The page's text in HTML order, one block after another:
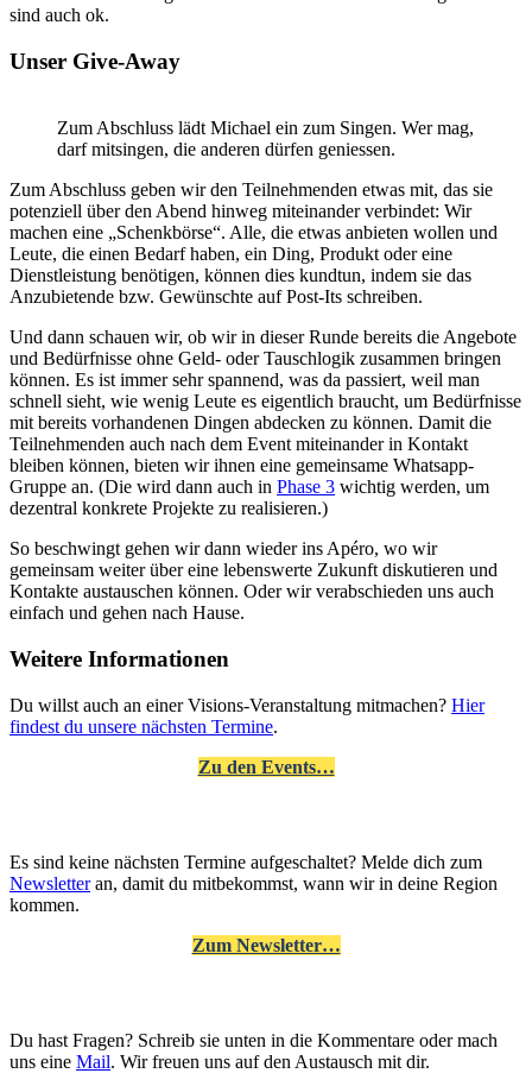
sind auch ok.
Unser Give-Away
Zum Abschluss lädt Michael ein zum Singen. Wer mag,
darf mitsingen, die anderen dürfen geniessen.
Zum Abschluss geben wir den Teilnehmenden etwas mit, das sie
potenziell über den Abend hinweg miteinander verbindet: Wir
machen eine „Schenkbörse“. Alle, die etwas anbieten wollen und
Leute, die einen Bedarf haben, ein Ding, Produkt oder eine
Dienstleistung benötigen, können dies kundtun, indem sie das
Anzubietende bzw. Gewünschte auf Post-Its schreiben.
Und dann schauen wir, ob wir in dieser Runde bereits die Angebote
und Bedürfnisse ohne Geld- oder Tauschlogik zusammen bringen
können. Es ist immer sehr spannend, was da passiert, weil man
schnell sieht, wie wenig Leute es eigentlich braucht, um Bedürfnisse
mit bereits vorhandenen Dingen abdecken zu können. Damit die
Teilnehmenden auch nach dem Event miteinander in Kontakt
bleiben können, bieten wir ihnen eine gemeinsame Whatsapp-
Gruppe an. (Die wird dann auch in Phase 3 wichtig werden, um
dezentral konkrete Projekte zu realisieren.)
So beschwingt gehen wir dann wieder ins Apéro, wo wir
gemeinsam weiter über eine lebenswerte Zukunft diskutieren und
Kontakte austauschen können. Oder wir verabschieden uns auch
einfach und gehen nach Hause.
Weitere Informationen
Du willst auch an einer Visions-Veranstaltung mitmachen? Hier
findest du unsere nächsten Termine.
Zu den Events…
Es sind keine nächsten Termine aufgeschaltet? Melde dich zum
Newsletteran, damit du mitbekommst, wann wir in deine Region
kommen.
Zum Newsletter…
Du hast Fragen? Schreib sie unten in die Kommentare oder mach
uns eine Mail. Wir freuen uns auf den Austausch mit dir.